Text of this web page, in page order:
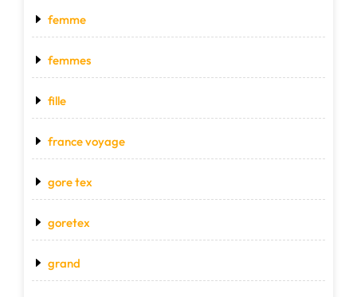
femme
femmes
fille
france voyage
gore tex
goretex
grand